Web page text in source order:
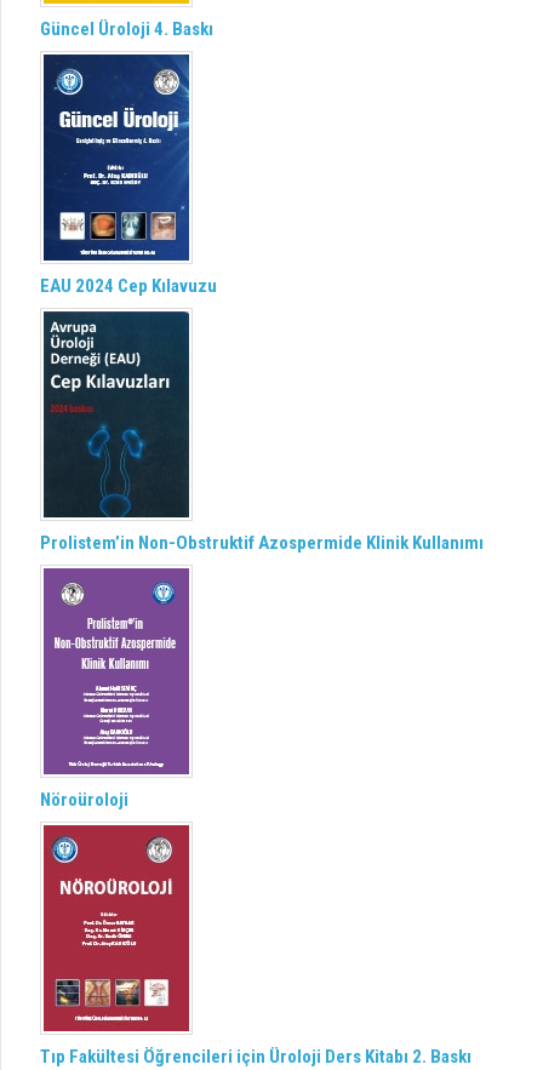
Güncel Üroloji 4. Baskı
EAU 2024 Cep Kılavuzu
Prolistem’in Non-Obstruktif Azospermide Klinik Kullanımı
Nöroüroloji
Tıp Fakültesi Öğrencileri için Üroloji Ders Kitabı 2. Baskı